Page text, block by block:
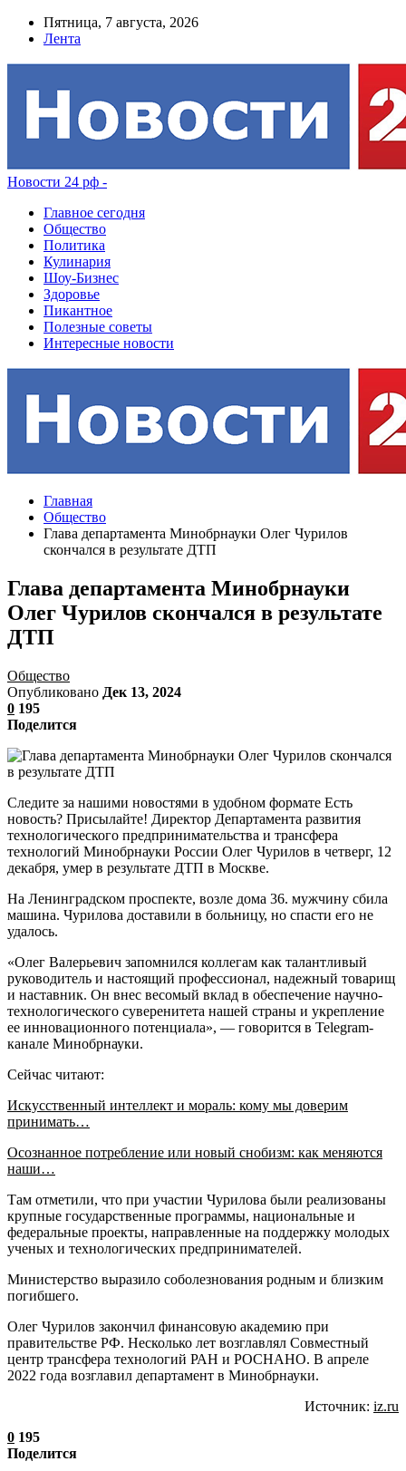
Пятница, 7 августа, 2026
Лента
Новости 24 рф -
Главное сегодня
Общество
Политика
Кулинария
Шоу-Бизнес
Здоровье
Пикантное
Полезные советы
Интересные новости
Главная
Общество
Глава департамента Минобрнауки Олег Чурилов
скончался в результате ДТП
Глава департамента Минобрнауки
Олег Чурилов скончался в результате
ДТП
Общество
Опубликовано Дек 13, 2024
0 195
Поделится
Следите за нашими новостями в удобном формате Есть
новость? Присылайте! Директор Департамента развития
технологического предпринимательства и трансфера
технологий Минобрнауки России Олег Чурилов в четверг, 12
декабря, умер в результате ДТП в Москве.
На Ленинградском проспекте, возле дома 36. мужчину сбила
машина. Чурилова доставили в больницу, но спасти его не
удалось.
«Олег Валерьевич запомнился коллегам как талантливый
руководитель и настоящий профессионал, надежный товарищ
и наставник. Он внес весомый вклад в обеспечение научно-
технологического суверенитета нашей страны и укрепление
ее инновационного потенциала», — говорится в Telegram-
канале Минобрнауки.
Сейчас читают:
Искусственный интеллект и мораль: кому мы доверим
принимать…
Осознанное потребление или новый снобизм: как меняются
наши…
Там отметили, что при участии Чурилова были реализованы
крупные государственные программы, национальные и
федеральные проекты, направленные на поддержку молодых
ученых и технологических предпринимателей.
Министерство выразило соболезнования родным и близким
погибшего.
Олег Чурилов закончил финансовую академию при
правительстве РФ. Несколько лет возглавлял Совместный
центр трансфера технологий РАН и РОСНАНО. В апреле
2022 года возглавил департамент в Минобрнауки.
Источник: iz.ru
0 195
Поделится